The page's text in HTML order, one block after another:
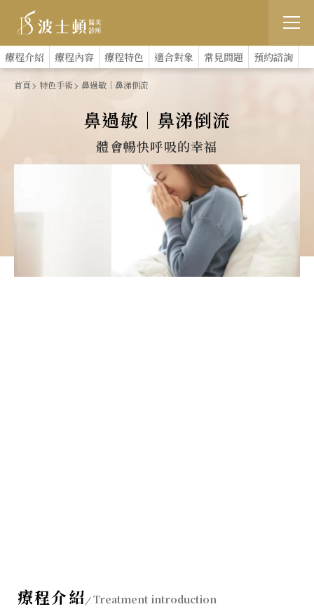
跳
:::
療程介紹 療程內容 療程特色 適合對象 常見問題 預約諮詢
首頁 特色手術 鼻過敏｜鼻涕倒流
鼻過敏｜鼻涕倒流
體會暢快呼吸的幸福
療程介紹 Treatment introduction